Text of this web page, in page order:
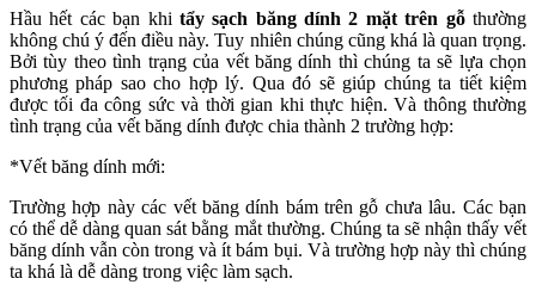
Hầu hết các bạn khi tẩy sạch băng dính 2 mặt trên gỗthường
không chú ý đến điều này. Tuy nhiên chúng cũng khá là quan trọng.
Bởi tùy theo tình trạng của vết băng dính thì chúng ta sẽ lựa chọn
phương pháp sao cho hợp lý. Qua đó sẽ giúp chúng ta tiết kiệm
được tối đa công sức và thời gian khi thực hiện. Và thông thường
tình trạng của vết băng dính được chia thành 2 trường hợp:
*Vết băng dính mới:
Trường hợp này các vết băng dính bám trên gỗ chưa lâu. Các bạn
có thể dễ dàng quan sát bằng mắt thường. Chúng ta sẽ nhận thấy vết
băng dính vẫn còn trong và ít bám bụi. Và trường hợp này thì chúng
ta khá là dễ dàng trong việc làm sạch.